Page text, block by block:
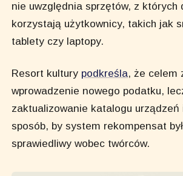
nie uwzględnia sprzętów, z których
korzystają użytkownicy, takich jak
tablety czy laptopy.
Resort kultury podkreśla, że celem
wprowadzenie nowego podatku,
zaktualizowanie katalogu
sposób, by system rekompensat
sprawiedliwy wobec twórców.